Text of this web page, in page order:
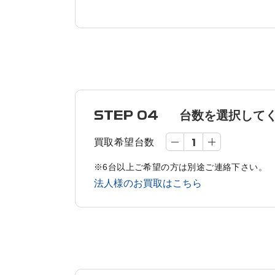
STEP 04 台数を選択して
買取希望台数
※6台以上ご希望の方は別途ご連絡下さい。
法人様のお買取はこちら